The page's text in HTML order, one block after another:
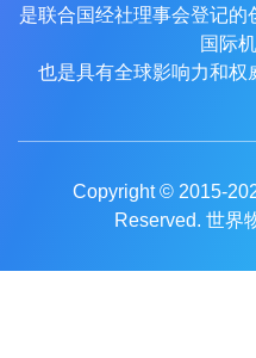
是联合国经社理事会登记
国际
也是具有全球影响力和权
Copyright © 2015-
Reserved. 世界